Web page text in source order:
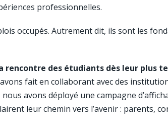
professionnelles.
occupés. Autrement dit, ils sont les
rencontre des étudiants dès leur plus
fait en collaborant avec des
avons déployé une campagne
leur chemin vers l’avenir : parents,